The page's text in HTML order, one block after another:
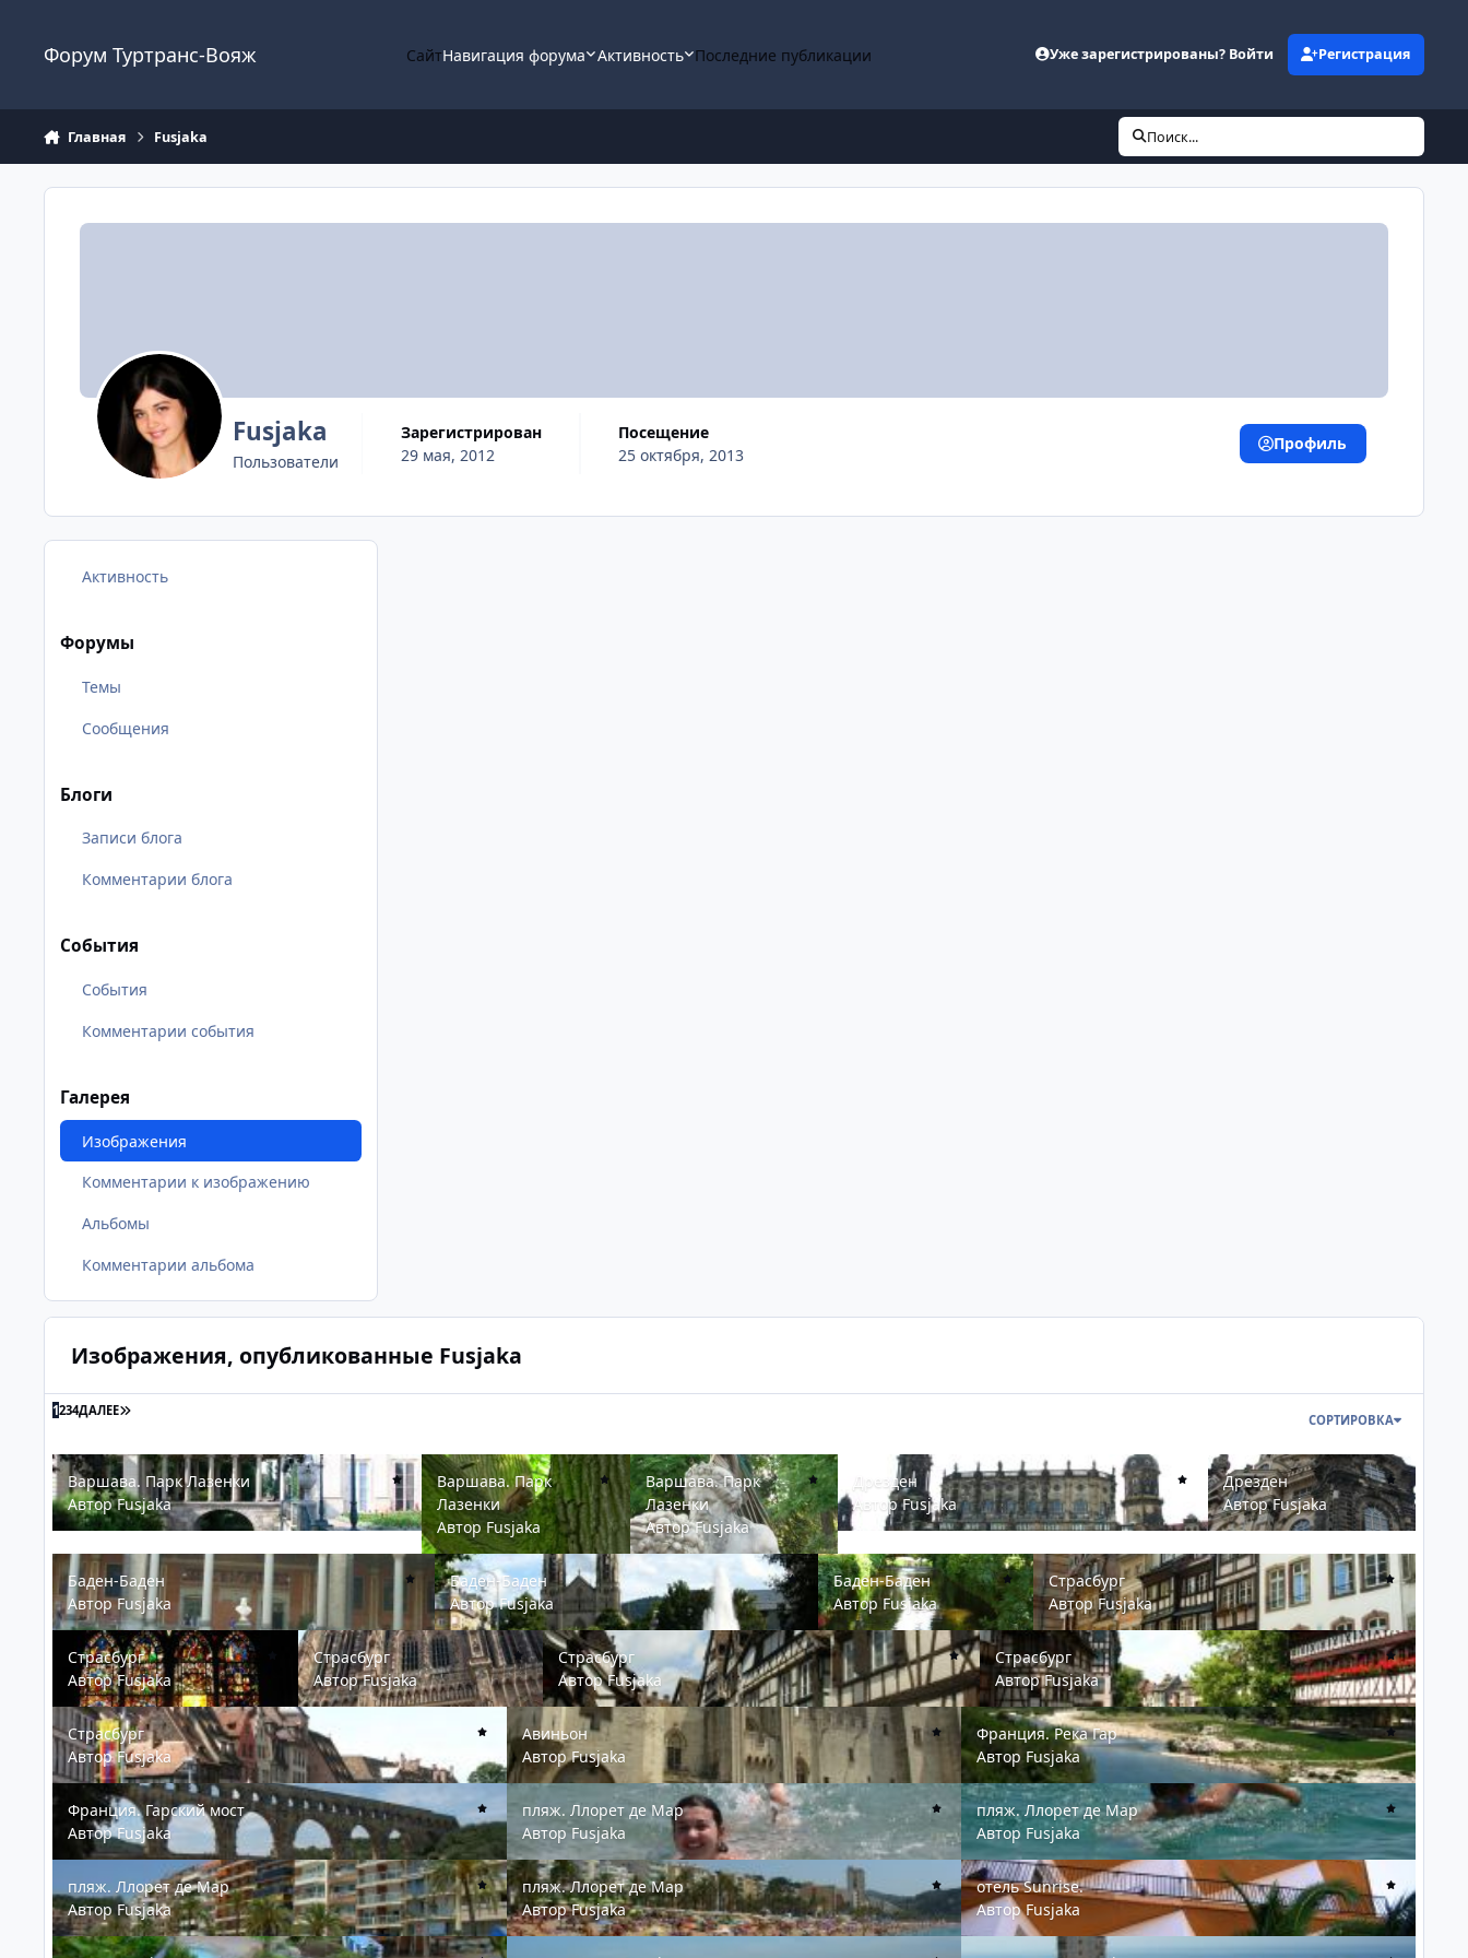
Форум Туртранс-Вояж СайтНавигация форума Активность Последние публикации Уже зарегистрированы? Войти Регистрация
Главная Fusjaka Поиск...
Fusjaka
Пользователи
Зарегистрирован
29 мая, 2012
Посещение
25 октября, 2013
Профиль
Активность
Форумы
Темы
Сообщения
Блоги
Записи блога
Комментарии блога
События
События
Комментарии события
Галерея
Изображения
Комментарии к изображению
Альбомы
Комментарии альбома
Изображения, опубликованные Fusjaka
1234ДАЛЕЕ ПОСЛЕДНЯЯ СТРАНИЦА
СОРТИРОВКА
Варшава. Парк Лазенки
Варшава. Парк Лазенки
АвторFusjaka
Варшава. Парк Лазенки
Варшава. Парк
Лазенки
АвторFusjaka
Варшава. Парк Лазенки
Варшава. Парк
Лазенки
АвторFusjaka
Дрезден
Дрезден
АвторFusjaka
Дрезден
Дрезден
АвторFusjaka
Баден-Баден
Баден-Баден
АвторFusjaka
Баден-Баден
Баден-Баден
АвторFusjaka
Баден-Баден
Баден-Баден
АвторFusjaka
Страсбург
Страсбург
АвторFusjaka
Страсбург
Страсбург
АвторFusjaka
Страсбург
Страсбург
АвторFusjaka
Страсбург
Страсбург
АвторFusjaka
Страсбург
Страсбург
АвторFusjaka
Страсбург
Страсбург
АвторFusjaka
Авиньон
Авиньон
АвторFusjaka
Франция. Река Гар
Франция. Река Гар
Автор Fusjaka
Франция. Гарский мост
Франция. Гарский мост
АвторFusjaka
пляж. Ллорет де Мар
пляж. Ллорет де Мар
АвторFusjaka
пляж. Ллорет де Мар
пляж. Ллорет де Мар
Автор Fusjaka
пляж. Ллорет де Мар
пляж. Ллорет де Мар
АвторFusjaka
пляж. Ллорет де Мар
пляж. Ллорет де Мар
АвторFusjaka
отель Sunrise.
отель Sunrise.
АвторFusjaka
отель Sunrise.
вид из отеля Sunrise вид из отеля Sunrise